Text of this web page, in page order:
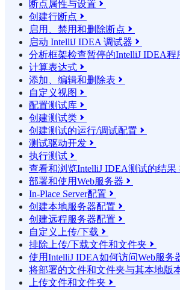
断点属性与设置 
创建行断点 
启用、禁用和删除断点 
启动 IntelliJ IDEA 调试器 
分析框架检查暂停的IntelliJ IDEA程
计算表达式 
添加、编辑和删除表 
自定义视图 
配置测试库 
创建测试类 
创建测试的运行/调试配置 
测试驱动开发 
执行测试 
查看和浏览IntelliJ IDEA测试的结果
部署和使用Web服务器 
In-Place Server配置 
创建本地服务器配置 
创建远程服务器配置 
自定义上传/下载 
排除上传/下载文件和文件夹 
使用IntelliJ IDEA如何访问Web服务
将部署的文件和文件夹与其本地版
上传文件和文件夹 